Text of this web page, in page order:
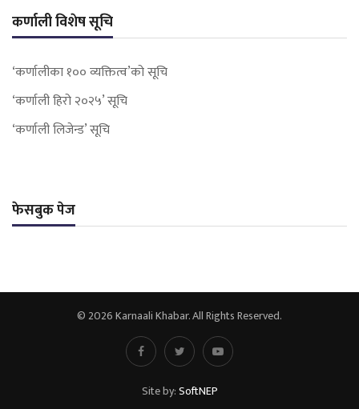
कर्णाली विशेष सूचि
‘कर्णालीका १०० व्यक्तित्व’को सूचि
‘कर्णाली हिरो २०२५’ सूचि
‘कर्णाली लिजेन्ड’ सूचि
फेसबुक पेज
© 2026 Karnaali Khabar. All Rights Reserved.
Site by:SoftNEP